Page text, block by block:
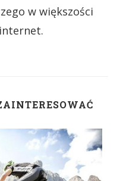
w większości